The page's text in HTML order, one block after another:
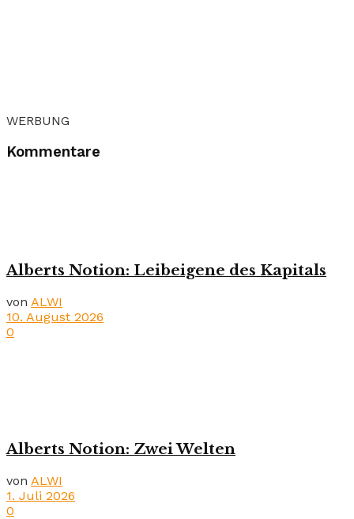
WERBUNG
Kommentare
Alberts Notion: Leibeigene des Kapitals
von ALWI
10. August 2026
0
Alberts Notion: Zwei Welten
von ALWI
1. Juli 2026
0